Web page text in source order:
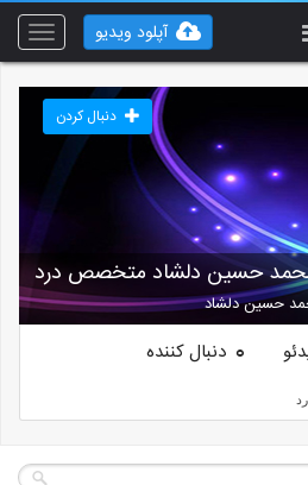
Toggle
آپلود ویدیو
حسین دلشاد متخصص درد
حسین دلشاد
دنبال کردن
0 دنبال کننده